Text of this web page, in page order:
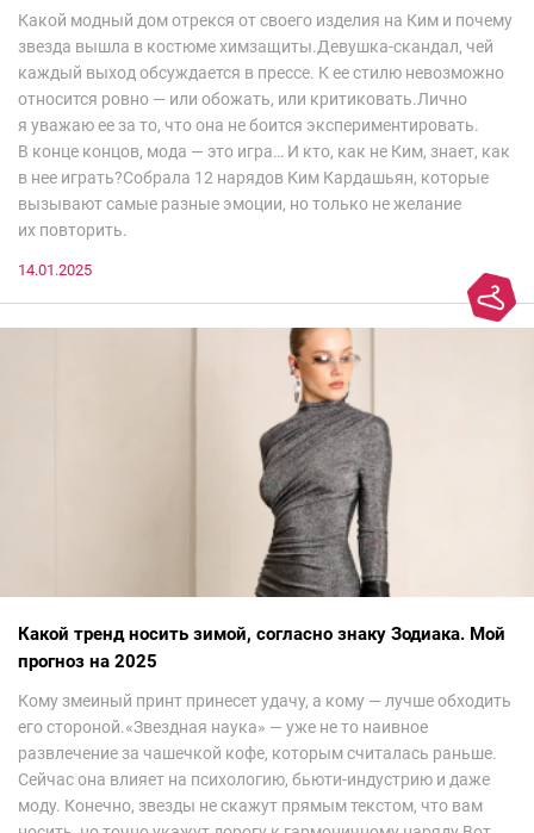
Какой модный дом отрекся от своего изделия на Ким и почему
звезда вышла в костюме химзащиты.Девушка-скандал, чей
каждый выход обсуждается в прессе. К ее стилю невозможно
относится ровно — или обожать, или критиковать.Лично
я уважаю ее за то, что она не боится экспериментировать.
В конце концов, мода — это игра… И кто, как не Ким, знает, как
в нее играть?Собрала 12 нарядов Ким Кардашьян, которые
вызывают самые разные эмоции, но только не желание
их повторить.
14.01.2025
Какой тренд носить зимой, согласно знаку Зодиака. Мой
прогноз на 2025
Кому змеиный принт принесет удачу, а кому — лучше обходить
его стороной.«Звездная наука» — уже не то наивное
развлечение за чашечкой кофе, которым считалась раньше.
Сейчас она влияет на психологию, бьюти-индустрию и даже
моду. Конечно, звезды не скажут прямым текстом, что вам